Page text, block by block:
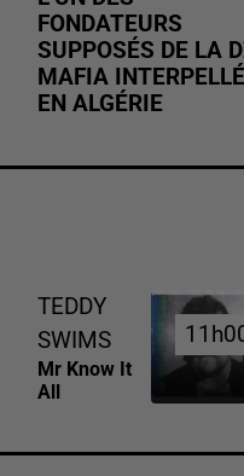
FONDATEURS
SUPPOSÉS DE LA
MAFIA INTERPELLÉ
EN ALGÉRIE
TEDDY
SWIMS
Mr Know It
All